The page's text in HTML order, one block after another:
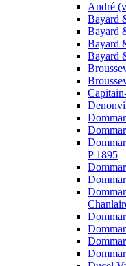
André
Bayard
Bayard
Bayard
Bayard
P 1895